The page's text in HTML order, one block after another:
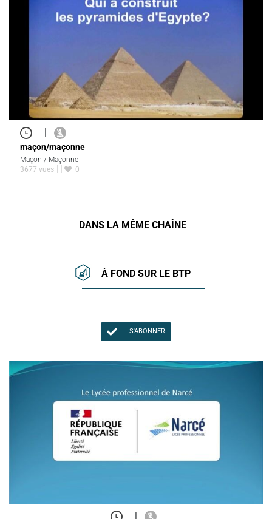
|
maçon/maçonne
Maçon / Maçonne
3677 vues
0
DANS LA MÊME CHAÎNE
À FOND SUR LE BTP
S'ABONNER
|